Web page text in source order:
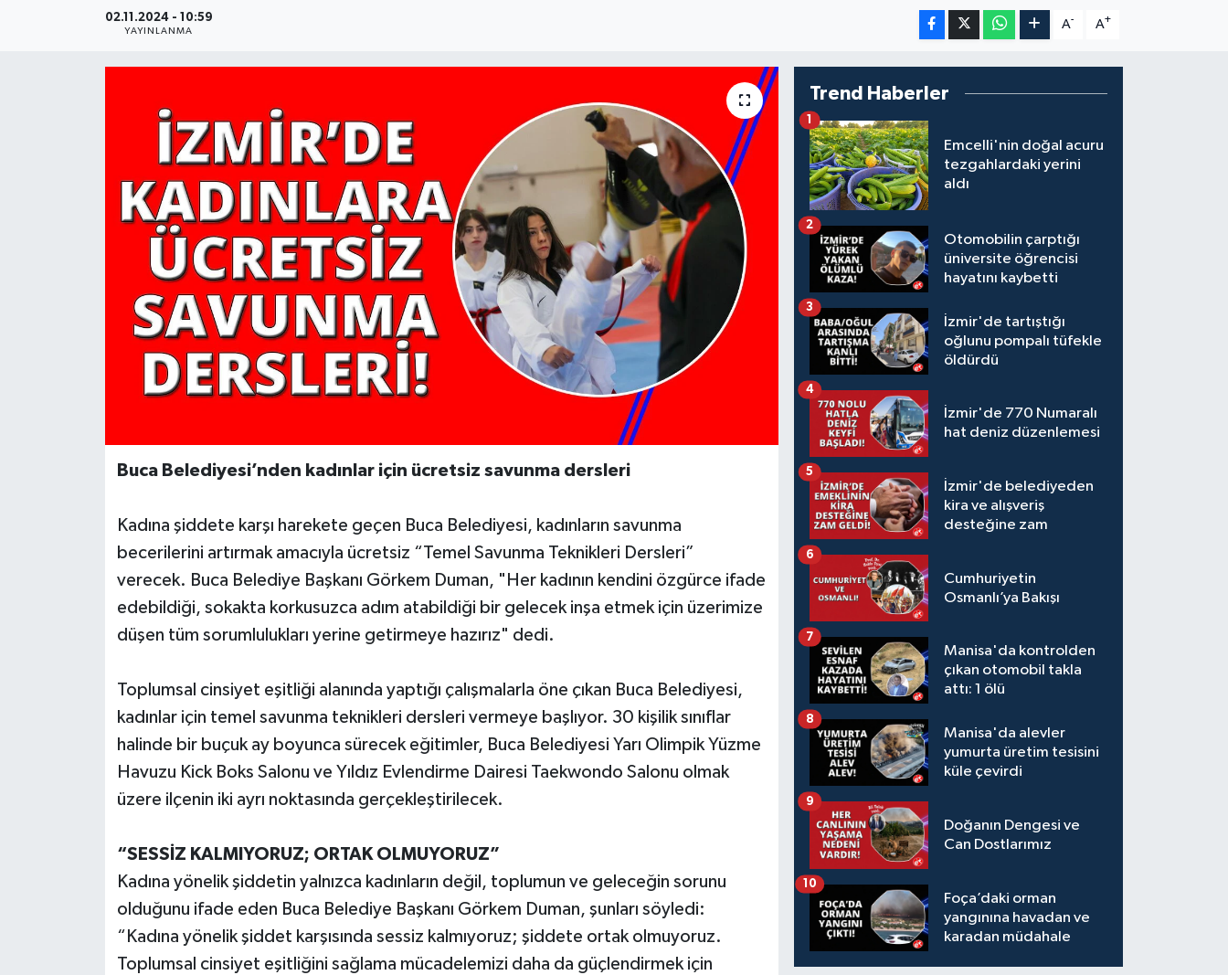
02.11.2024 - 10:59
YAYINLANMA
A- A+
Buca Belediyesi’nden kadınlar için ücretsiz savunma dersleri
Kadına şiddete karşı harekete geçen Buca Belediyesi, kadınların savunma
becerilerini artırmak amacıyla ücretsiz “Temel Savunma Teknikleri Dersleri”
verecek. Buca Belediye Başkanı Görkem Duman, "Her kadının kendini özgürce ifade
edebildiği, sokakta korkusuzca adım atabildiği bir gelecek inşa etmek için üzerimize
düşen tüm sorumlulukları yerine getirmeye hazırız" dedi.
Toplumsal cinsiyet eşitliği alanında yaptığı çalışmalarla öne çıkan Buca Belediyesi,
kadınlar için temel savunma teknikleri dersleri vermeye başlıyor. 30 kişilik sınıflar
halinde bir buçuk ay boyunca sürecek eğitimler, Buca Belediyesi Yarı Olimpik Yüzme
Havuzu Kick Boks Salonu ve Yıldız Evlendirme Dairesi Taekwondo Salonu olmak
üzere ilçenin iki ayrı noktasında gerçekleştirilecek.
“SESSİZ KALMIYORUZ; ORTAK OLMUYORUZ”
Kadına yönelik şiddetin yalnızca kadınların değil, toplumun ve geleceğin sorunu
olduğunu ifade eden Buca Belediye Başkanı Görkem Duman, şunları söyledi:
“Kadına yönelik şiddet karşısında sessiz kalmıyoruz; şiddete ortak olmuyoruz.
Toplumsal cinsiyet eşitliğini sağlama mücadelemizi daha da güçlendirmek için
Trend Haberler
Emcelli'nin doğal acuru
tezgahlardaki yerini
aldı
1
Otomobilin çarptığı
üniversite öğrencisi
hayatını kaybetti
2
İzmir'de tartıştığı
oğlunu pompalı tüfekle
öldürdü
3
İzmir'de 770 Numaralı
hat deniz düzenlemesi
4
İzmir'de belediyeden
kira ve alışveriş
desteğine zam
5
Cumhuriyetin
Osmanlı’ya Bakışı
6
Manisa'da kontrolden
çıkan otomobil takla
attı: 1 ölü
7
Manisa'da alevler
yumurta üretim tesisini
küle çevirdi
8
Doğanın Dengesi ve
Can Dostlarımız
9
Foça’daki orman
yangınına havadan ve
karadan müdahale
10